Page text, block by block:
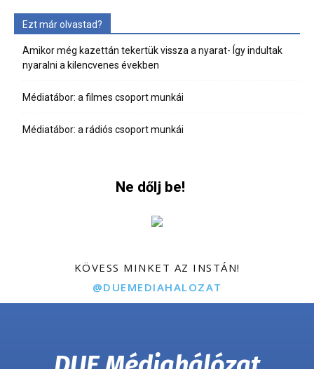
Ezt már olvastad?
Amikor még kazettán tekertük vissza a nyarat- Így indultak
nyaralni a kilencvenes években
Médiatábor: a filmes csoport munkái
Médiatábor: a rádiós csoport munkái
Ne dőlj be!
KÖVESS MINKET AZ INSTÁN!
@DUEMEDIAHALOZAT